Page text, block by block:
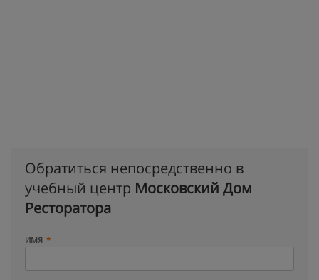
Обратиться непосредственно в
учебный центр Московский Дом
Ресторатора
ИМЯ